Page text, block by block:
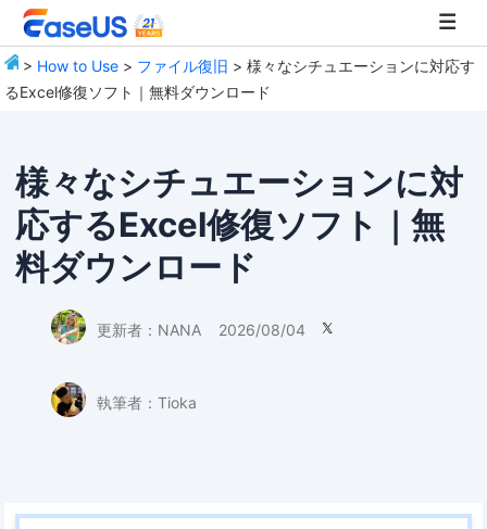
> How to Use > ファイル復旧 > 様々なシチュエーションに対応す
るExcel修復ソフト｜無料ダウンロード
様々なシチュエーションに対
応するExcel修復ソフト｜無
料ダウンロード
更新者： NANA 2026/08/04 
執筆者： Tioka